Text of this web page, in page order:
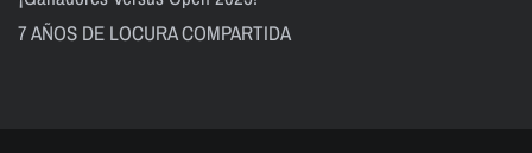
7 AÑOS DE LOCURA COMPARTIDA